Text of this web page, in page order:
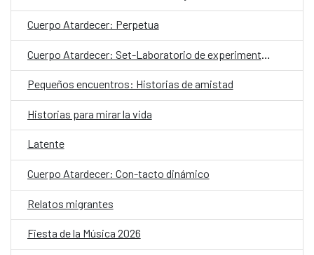
Cuerpo Atardecer: Perpetua
Pequeños encuentros: Historias de amistad
Historias para mirar la vida
Latente
Cuerpo Atardecer: Con-tacto dinámico
Relatos migrantes
Fiesta de la Música 2026